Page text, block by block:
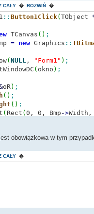
CAŁY � ROZWIŃ �
:: Button1Click( TObject
TCanvas ( ) ;
= new Graphics ::
( NULL , "Form1" ) ;
( okno ) ;
oR) ;
( ) ;
( ) ;
( Rect ( 0, 0, Bmp ->Width,
>Handle);
obowiązkowa w tym
CAŁY �